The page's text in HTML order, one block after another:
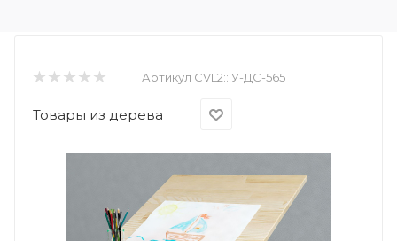
Артикул CVL2:: У-ДС-565
Товары из дерева